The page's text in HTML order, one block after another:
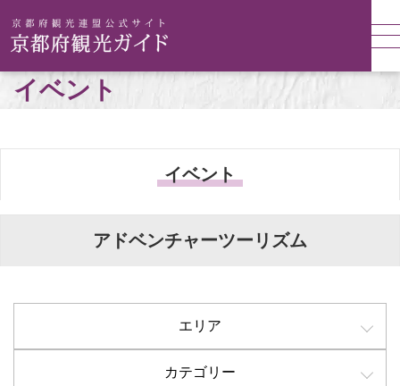
イベント
イベント
アドベンチャーツーリズム
エリア
カテゴリー